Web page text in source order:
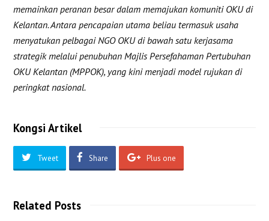
memainkan peranan besar dalam memajukan komuniti OKU di
Kelantan. Antara pencapaian utama beliau termasuk usaha
menyatukan pelbagai NGO OKU di bawah satu kerjasama
strategik melalui penubuhan Majlis Persefahaman Pertubuhan
OKU Kelantan (MPPOK), yang kini menjadi model rujukan di
peringkat nasional.
Kongsi Artikel
Tweet Share Plus one
Related Posts